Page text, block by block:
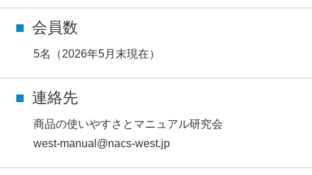
会員数
5名（2026年5月末現在）
連絡先
商品の使いやすさとマニュアル研究会
west-manual@nacs-west.jp